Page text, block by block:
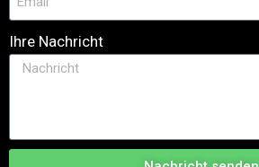
Ihre Nachricht